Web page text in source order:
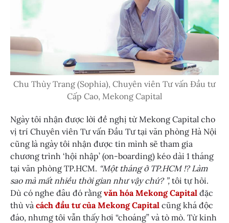
Chu Thùy Trang (Sophia), Chuyên viên Tư vấn Đầu tư
Cấp Cao, Mekong Capital
Ngày tôi nhận được lời đề nghị từ Mekong Capital cho
vị trí Chuyên viên Tư vấn Đầu Tư tại văn phòng Hà Nội
cũng là ngày tôi nhận được tin mình sẽ tham gia
chương trình ‘hội nhập’ (on-boarding) kéo dài 1 tháng
tại văn phòng TP.HCM. “Một tháng ở TP.HCM !? Làm
sao mà mất nhiều thời gian như vậy chứ? ”, tôi tự hỏi.
Dù có nghe đâu đó rằng văn hóa Mekong Capital đặc
thù và cách đầu tư của Mekong Capital cũng khá độc
đáo, nhưng tôi vẫn thấy hơi “choáng” và tò mò. Từ kinh